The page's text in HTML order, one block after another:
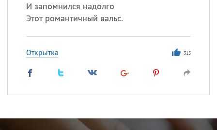
И запомнился надолго
Этот романтичный вальс.
Открытка 315